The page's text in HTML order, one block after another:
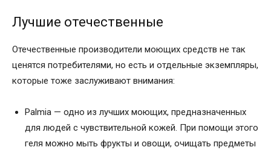
Лучшие отечественные
Отечественные производители моющих средств не так
ценятся потребителями, но есть и отдельные экземпляры,
которые тоже заслуживают внимания:
Palmia — одно из лучших моющих, предназначенных
для людей с чувствительной кожей. При помощи этого
геля можно мыть фрукты и овощи, очищать предметы